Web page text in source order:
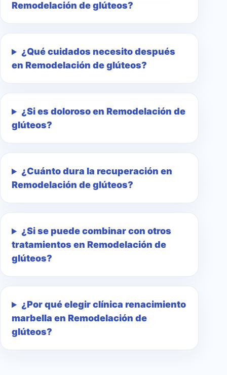
Remodelación de glúteos?
¿Qué cuidados necesito después
en Remodelación de glúteos?
¿Si es doloroso en Remodelación de
glúteos?
¿Cuánto dura la recuperación en
Remodelación de glúteos?
¿Si se puede combinar con otros
tratamientos en Remodelación de
glúteos?
¿Por qué elegir clínica renacimiento
marbella en Remodelación de
glúteos?